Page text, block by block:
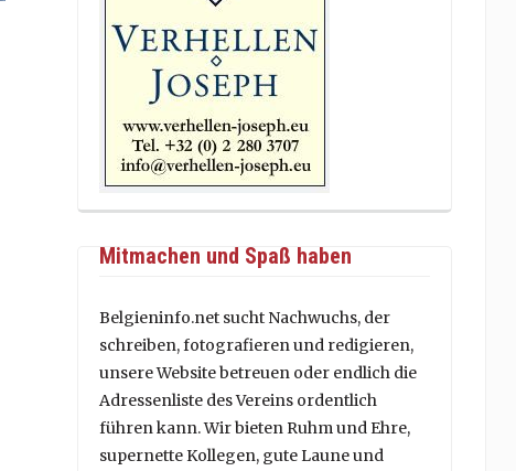
Mitmachen und Spaß haben
Belgieninfo.net sucht Nachwuchs, der
schreiben, fotografieren und redigieren,
unsere Website betreuen oder endlich die
Adressenliste des Vereins ordentlich
führen kann. Wir bieten Ruhm und Ehre,
supernette Kollegen, gute Laune und